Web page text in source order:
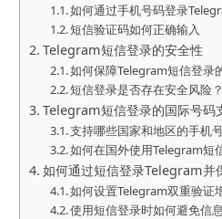
如何通过手机号码登录
短信验证码如何正确输入
Telegram短信登录的安全性
如何保障Telegram短信登录
短信登录是否存在安全风险？
Telegram短信登录的国际号码
支持哪些国家和地区的手机
如何在国外使用Telegram短
如何通过短信登录Telegram并
如何设置Telegram双重验证
使用短信登录时如何避免信